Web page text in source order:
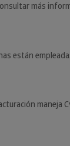
más
están
maneja